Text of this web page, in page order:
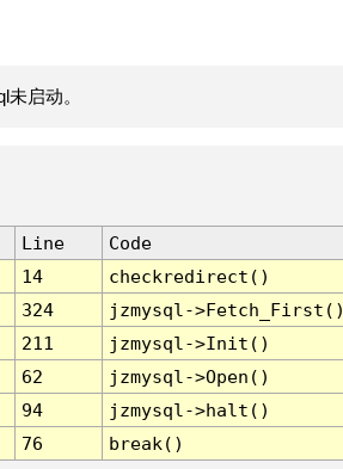
启动。
Line
Code
14
checkredirect()
324
jzmysql-
211
jzmysql->Init()
62
jzmysql->Open()
94
jzmysql->halt()
76 break()